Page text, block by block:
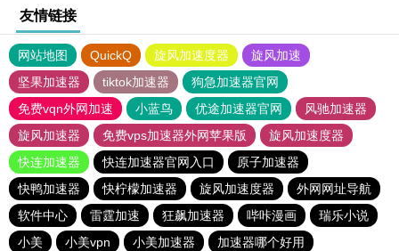
友情链接
网站地图 QuickQ 旋风加速度器
旋风加速
坚果加速器
tiktok加速器
狗急加速器官网
免费vqn外网加速
小蓝鸟 优途加速器官网
风驰加速器
旋风加速器
免费vps加速器外网苹果版
旋风加速度器
快连加速器
快连加速器官网入口
原子加速器
快鸭加速器
快柠檬加速器 旋风加速度器
外网网址导航
软件中心
雷霆加速 狂飙加速器 哔咔漫画
瑞乐小说
小美
小美vpn 小美加速器
加速器哪个好用